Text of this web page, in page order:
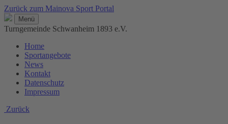
Zurück zum Mainova Sport Portal
Menü
Turngemeinde Schwanheim 1893 e.V.
Home
Sportangebote
News
Kontakt
Datenschutz
Impressum
Zurück